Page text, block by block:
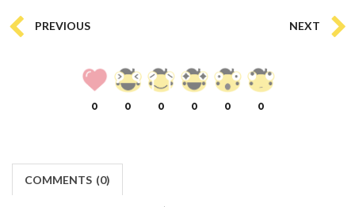
PREVIOUS NEXT
0 0 0 0 0 0
COMMENTS (0)